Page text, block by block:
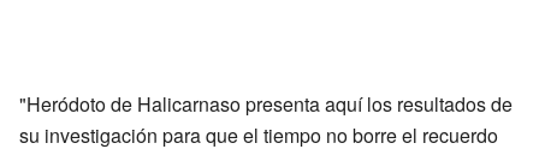
"Heródoto de Halicarnaso presenta aquí los resultados de
su investigación para que el tiempo no borre el recuerdo